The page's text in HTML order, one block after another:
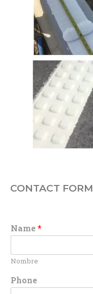
CONTACT FORM
Name*
Nombre
Phone